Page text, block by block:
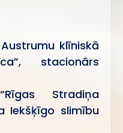
klīniskā
stacionārs
Stradiņa
Iekšķīgo slimību